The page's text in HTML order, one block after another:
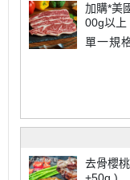
加購*美
00g以上
單一規
去骨櫻